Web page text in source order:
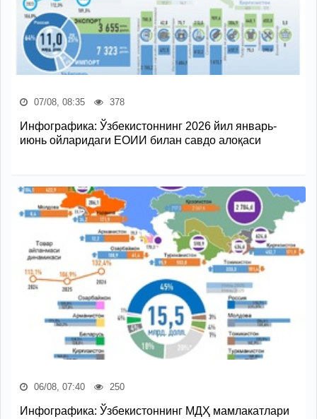
07/08, 08:35 378
Инфографика: Ўзбекистоннинг 2026 йил январь-
июнь ойларидаги ЕОИИ билан савдо алоқаси
06/08, 07:40 250
Инфографика: Ўзбекистоннинг МДҲ мамлакатлари